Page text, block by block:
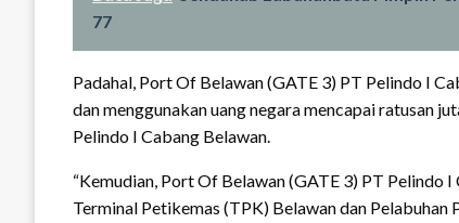
77
Padahal, Port Of Belawan (GATE 3) PT Pelindo I
dan menggunakan uang negara mencapai ratusan
Pelindo I Cabang Belawan.
“Kemudian, Port Of Belawan (GATE 3) PT Pelindo
Terminal Petikemas (TPK) Belawan dan Pelabuhan